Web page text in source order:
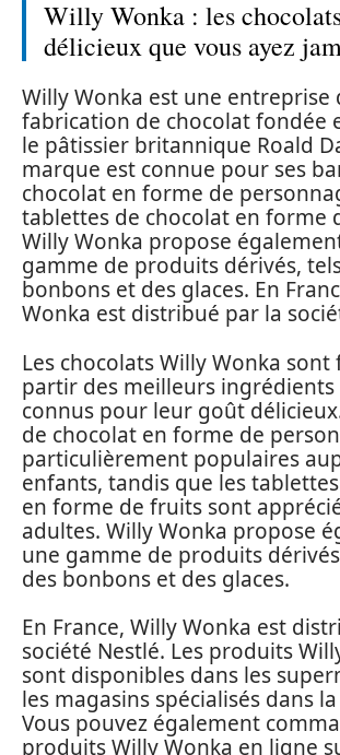
Willy Wonka : les
délicieux que vous ayez
Willy Wonka est une entreprise
fabrication de chocolat fondée
le pâtissier britannique Roald
marque est connue pour ses
chocolat en forme de
tablettes de chocolat en forme
Willy Wonka propose
gamme de produits dérivés,
bonbons et des glaces. En
Wonka est distribué par la
Les chocolats Willy Wonka sont
partir des meilleurs
connus pour leur goût
de chocolat en forme de
particulièrement populaires
enfants, tandis que les
en forme de fruits sont
adultes. Willy Wonka propose
une gamme de produits
des bonbons et des glaces.
En France, Willy Wonka est
société Nestlé. Les produits
sont disponibles dans les
les magasins spécialisés dans
Vous pouvez également
produits Willy Wonka en ligne